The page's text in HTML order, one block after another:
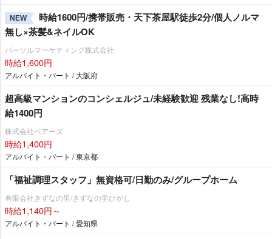
NEW
時給1600円/携帯販売・天下茶屋駅徒歩2分/個人ノルマ
無し×茶髪&ネイルOK
パーソルマーケティング株式会社
時給1,600円
アルバイト・パート / 大阪府
超高級マンションのコンシェルジュ/未経験歓迎 残業なし!高時
給1400円
株式会社ベアーズ
時給1,400円
アルバイト・パート / 東京都
「福祉調理スタッフ」無資格可/日勤のみ/グループホーム
有限会社きずなの里/きずなの里ひがし
時給1,140円～
アルバイト・パート / 愛知県